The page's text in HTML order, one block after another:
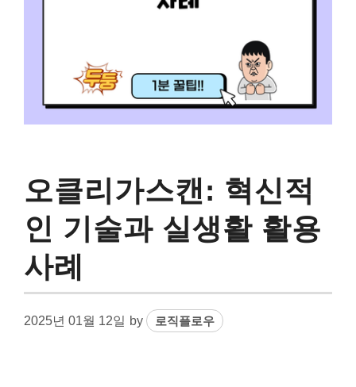
오클리가스캔: 혁신적
인 기술과 실생활 활용
사례
2025년 01월 12일 by 로직플로우